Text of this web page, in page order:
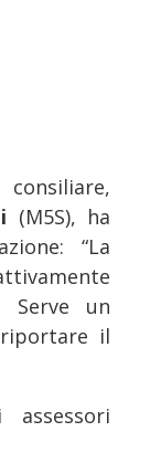
(M5S), ha
“La
Serve un
il